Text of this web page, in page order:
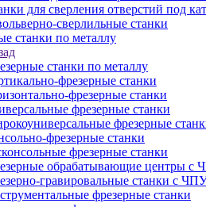
для сверления отверстий под
сверлильные станки
станки по металлу
станки по металлу
фрезерные станки
фрезерные станки
фрезерные станки
фрезерные
фрезерные станки
фрезерные станки
обрабатывающие центры с
гравировальные станки с
фрезерные станки